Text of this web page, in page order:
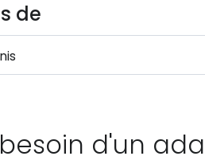
de
d'un